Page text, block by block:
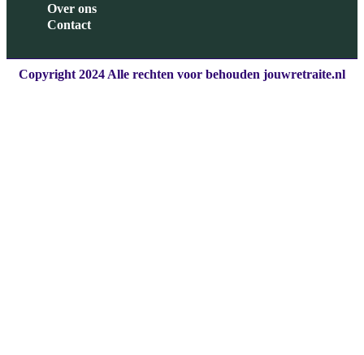
Over ons
Contact
Copyright 2024 Alle rechten voor behouden jouwretraite.nl